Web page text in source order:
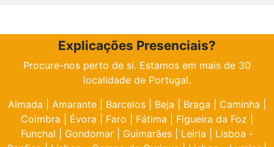
Explicações Presenciais?
Procure-nos perto de si. Estamos em mais de 30
localidade de Portugal.
Almada
Amarante Barcelos Beja Braga Caminha
Coimbra
Évora Faro Fátima Figueira da Foz
Funchal
Gondomar Guimarães Leiria
Lisboa -